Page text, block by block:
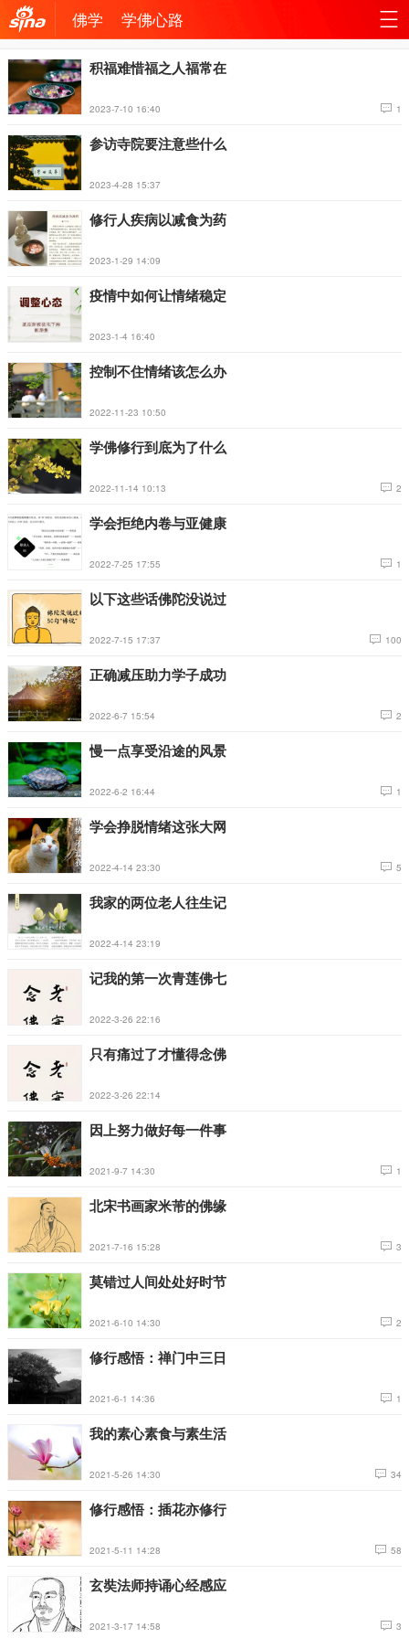
机新
浪网
导
佛学 学佛心路
积福难惜福之人福常在
2023-7-10 16:40 1
参访寺院要注意些什么
2023-4-28 15:37
修行人疾病以减食为药
2023-1-29 14:09
疫情中如何让情绪稳定
2023-1-4 16:40
控制不住情绪该怎么办
2022-11-23 10:50
学佛修行到底为了什么
2022-11-14 10:13 2
学会拒绝内卷与亚健康
2022-7-25 17:55 1
以下这些话佛陀没说过
2022-7-15 17:37 100
正确减压助力学子成功
2022-6-7 15:54 2
慢一点享受沿途的风景
2022-6-2 16:44 1
学会挣脱情绪这张大网
2022-4-14 23:30 5
我家的两位老人往生记
2022-4-14 23:19
记我的第一次青莲佛七
2022-3-26 22:16
只有痛过了才懂得念佛
2022-3-26 22:14
因上努力做好每一件事
2021-9-7 14:30 1
北宋书画家米芾的佛缘
2021-7-16 15:28 3
莫错过人间处处好时节
2021-6-10 14:30 2
修行感悟：禅门中三日
2021-6-1 14:36 1
我的素心素食与素生活
2021-5-26 14:30 34
修行感悟：插花亦修行
2021-5-11 14:28 58
玄奘法师持诵心经感应
2021-3-17 14:58 3